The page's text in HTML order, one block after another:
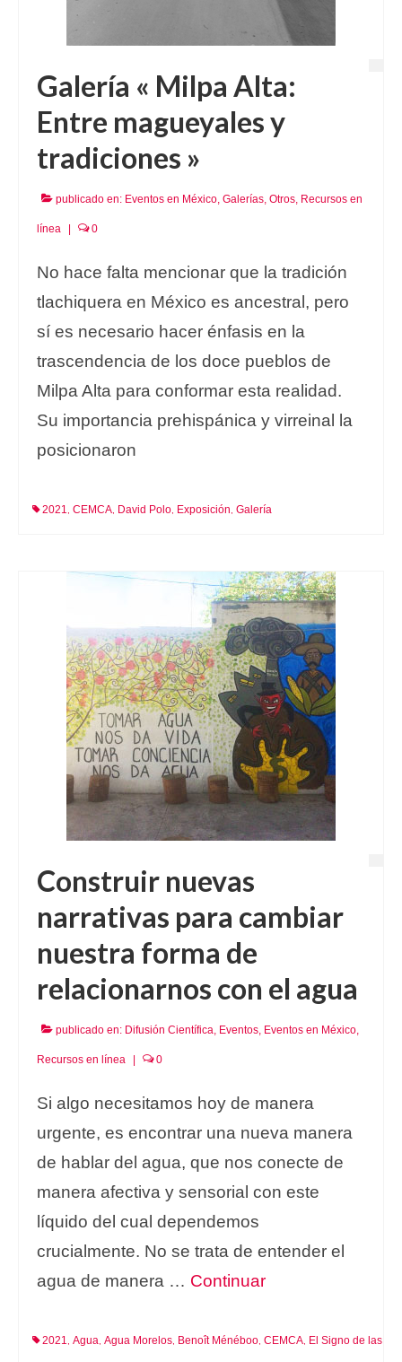
Galería « Milpa Alta:
Entre magueyales y
tradiciones »
publicado en: Eventos en México, Galerías, Otros, Recursos en
línea 0
No hace falta mencionar que la tradición
tlachiquera en México es ancestral, pero
sí es necesario hacer énfasis en la
trascendencia de los doce pueblos de
Milpa Alta para conformar esta realidad.
Su importancia prehispánica y virreinal la
posicionaron
2021, CEMCA, David Polo, Exposición, Galería
Construir nuevas
narrativas para cambiar
nuestra forma de
relacionarnos con el agua
publicado en: Difusión Científica, Eventos, Eventos en México,
Recursos en línea 0
Si algo necesitamos hoy de manera
urgente, es encontrar una nueva manera
de hablar del agua, que nos conecte de
manera afectiva y sensorial con este
líquido del cual dependemos
crucialmente. No se trata de entender el
agua de manera … Continuar
2021, Agua, Agua Morelos, Benoît Ménéboo, CEMCA, El Signo de las